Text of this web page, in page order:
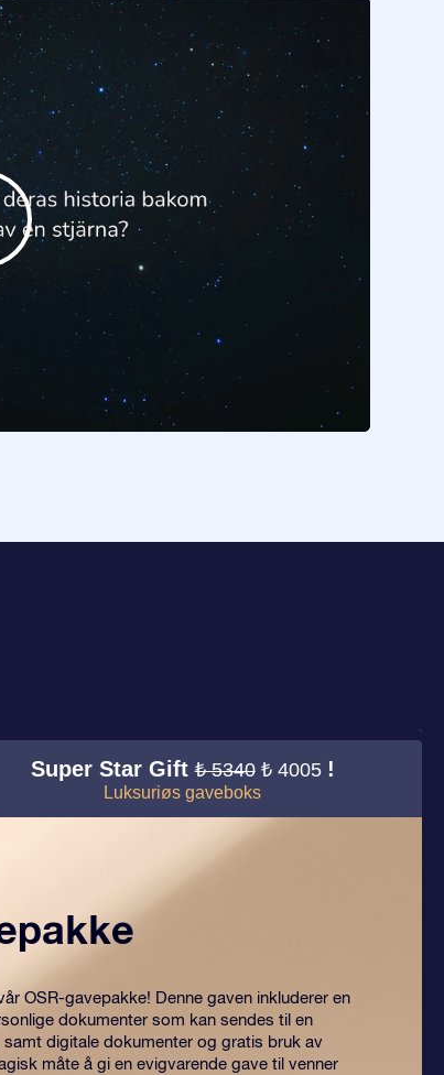
Super Star Gift₺ 5340 ₺ 4005 !
Luksuriøs gaveboks
OSR-gavepakke! Denne gaven inkluderer en
dokumenter som kan sendes til en
digitale dokumenter og gratis bruk av
måte å gi en evigvarende gave til venner